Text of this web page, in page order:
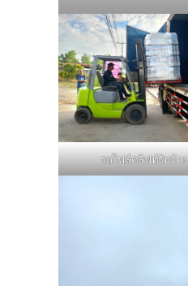
รถโฟล์คลิฟท์รับจ้าง